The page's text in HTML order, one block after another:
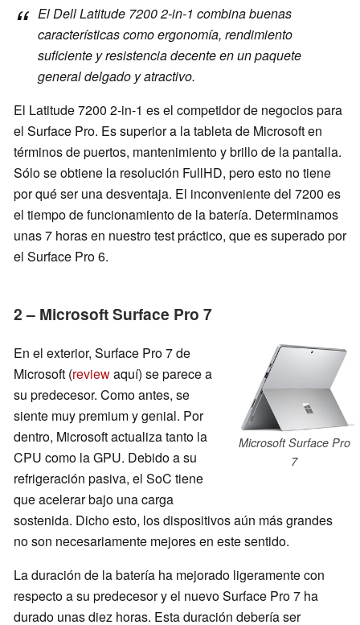
El Dell Latitude 7200 2-in-1 combina buenas
características como ergonomía, rendimiento
suficiente y resistencia decente en un paquete
general delgado y atractivo.
El Latitude 7200 2-in-1 es el competidor de negocios para
el Surface Pro. Es superior a la tableta de Microsoft en
términos de puertos, mantenimiento y brillo de la pantalla.
Sólo se obtiene la resolución FullHD, pero esto no tiene
por qué ser una desventaja. El inconveniente del 7200 es
el tiempo de funcionamiento de la batería. Determinamos
unas 7 horas en nuestro test práctico, que es superado por
el Surface Pro 6.
2 – Microsoft Surface Pro 7
Microsoft Surface Pro
7
En el exterior, Surface Pro 7 de
Microsoft (reviewaquí) se parece a
su predecesor. Como antes, se
siente muy premium y genial. Por
dentro, Microsoft actualiza tanto la
CPU como la GPU. Debido a su
refrigeración pasiva, el SoC tiene
que acelerar bajo una carga
sostenida. Dicho esto, los dispositivos aún más grandes
no son necesariamente mejores en este sentido.
La duración de la batería ha mejorado ligeramente con
respecto a su predecesor y el nuevo Surface Pro 7 ha
durado unas diez horas. Esta duración debería ser